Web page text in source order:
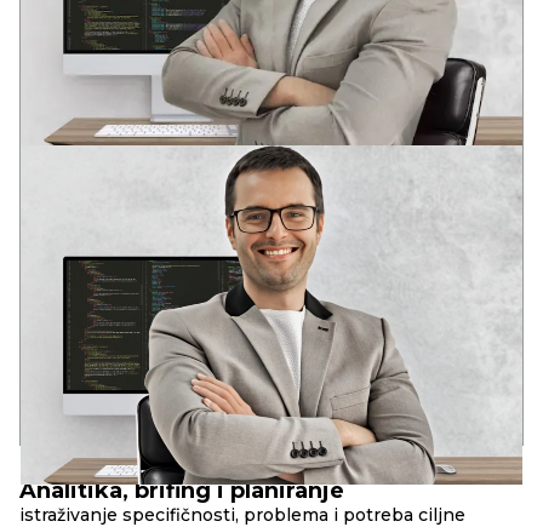
PRINCIPIRBAND
Analitika, brifing i planiranje
istraživanje specifičnosti, problema i potreba ciljne
17+
godina u razvoju
90+
uspešnih web-projekata
10+
složenih web-servisa
VODEĆI DEVELOPER
Dva stručna obrazovanja u oblasti razvoja softvera
U mladom uzrastu prepoznao potencijal informacionih
tehnologija: globalizaciju i duboku integraciju IT rešenja u
društvene strukture savremenog društva.
Iskustvo u raznim IT oblastima od 2006. godine. Analitičko
sistemsko razmišljanje. Kompetencije za rešavanje poslovnih
zadataka, DevOps, Full Stack, SEO.